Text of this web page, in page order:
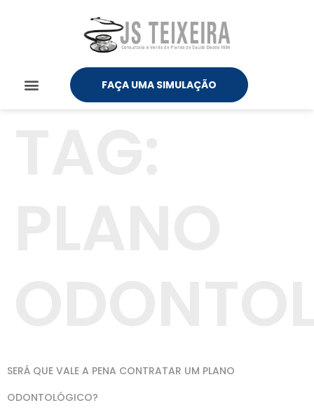
FAÇA UMA SIMULAÇÃO
SERÁ QUE VALE A PENA CONTRATAR UM PLANO
ODONTOLÓGICO?